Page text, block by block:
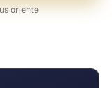
oriente